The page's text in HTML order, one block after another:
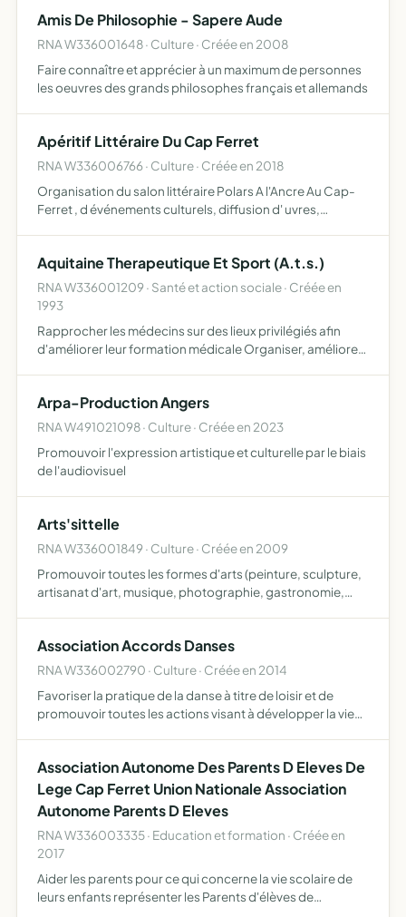
promotion et diffus…
Amis De Philosophie - Sapere Aude
RNA W336001648 · Culture · Créée en 2008
Faire connaître et apprécier à un maximum de personnes
les oeuvres des grands philosophes français et allemands
Apéritif Littéraire Du Cap Ferret
RNA W336006766 · Culture · Créée en 2018
Organisation du salon littéraire Polars A l'Ancre Au Cap-
Ferret , d événements culturels, diffusion d' uvres,
Aquitaine Therapeutique Et Sport (A.t.s.)
RNA W336001209 · Santé et action sociale · Créée en
1993
Rapprocher les médecins sur des lieux privilégiés afin
d'améliorer leur formation médicale Organiser, améliorer
Arpa-Production Angers
RNA W491021098 · Culture · Créée en 2023
Promouvoir l'expression artistique et culturelle par le biais
de l'audiovisuel
Arts'sittelle
RNA W336001849 · Culture · Créée en 2009
Promouvoir toutes les formes d'arts (peinture, sculpture,
artisanat d'art, musique, photographie, gastronomie,
Association Accords Danses
RNA W336002790 · Culture · Créée en 2014
Favoriser la pratique de la danse à titre de loisir et de
promouvoir toutes les actions visant à développer la vie
Association Autonome Des Parents D Eleves De
Lege Cap Ferret Union Nationale Association
Autonome Parents D Eleves
RNA W336003335 · Education et formation · Créée en
2017
Aider les parents pour ce qui concerne la vie scolaire de
leurs enfants représenter les Parents d'élèves de